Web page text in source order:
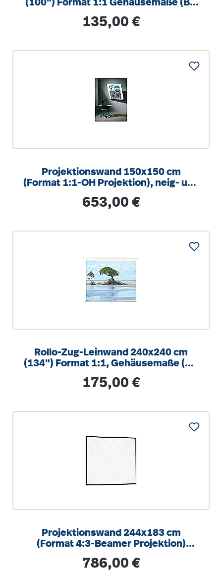
(100") Format 1:1 Gehäusemaße (B x
Regulärer Preis:
135,00 €
Projektionswand 150x150 cm
(Format 1:1-OH Projektion), neig- und
Regulärer Preis:
653,00 €
Rollo-Zug-Leinwand 240x240 cm
(134") Format 1:1, Gehäusemaße (B x
Regulärer Preis:
175,00 €
Projektionswand 244x183 cm
(Format 4:3-Beamer Projektion)
Regulärer Preis:
786,00 €